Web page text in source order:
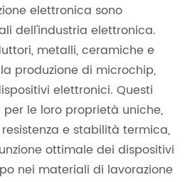
elettronica sono
dell'industria elettronica.
metalli, ceramiche e
produzione di microchip,
elettronici. Questi
le loro proprietà uniche,
e stabilità termica,
ottimale dei dispositivi
nei materiali di lavorazione